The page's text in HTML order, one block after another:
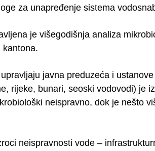
za unapređenje sistema
je višegodišnja analiza
kantona.
javna preduzeća i
rijeke, bunari, seoski vodovodi) je
neispravno, dok je nešto
neispravnosti vode –